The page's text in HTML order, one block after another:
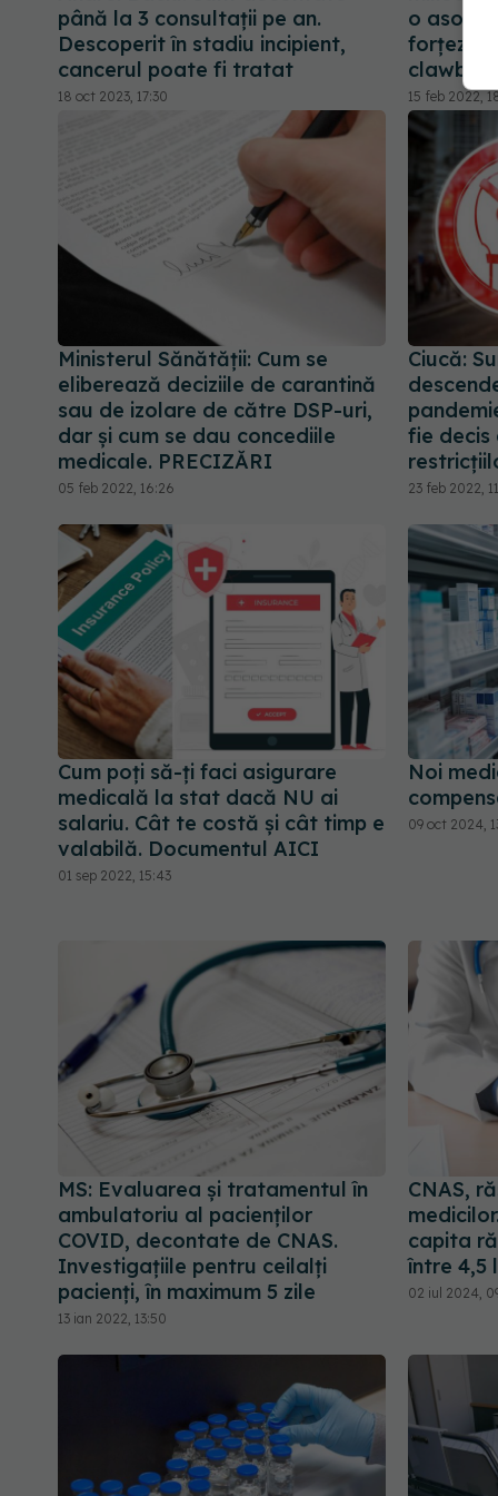
până la 3 consultații pe an.
Descoperit în stadiu incipient,
cancerul poate fi tratat
18 oct 2023, 17:30
o
forțeze
clawback
15 feb 2022,
Ministerul Sănătății: Cum se
eliberează deciziile de carantină
sau de izolare de către DSP-uri,
dar și cum se dau concediile
medicale. PRECIZĂRI
05 feb 2022, 16:26
Ciucă:
fie decis
23 feb 2022,
Cum poți să-ți faci asigurare
medicală la stat dacă NU ai
salariu. Cât te costă și cât timp e
valabilă. Documentul AICI
01 sep 2022, 15:43
Noi
09 oct 2024,
MS: Evaluarea și tratamentul în
ambulatoriu al pacienților
COVID, decontate de CNAS.
Investigațiile pentru ceilalți
pacienți, în maximum 5 zile
13 ian 2022, 13:50
CNAS,
capita
între 4,5
02 iul 2024,